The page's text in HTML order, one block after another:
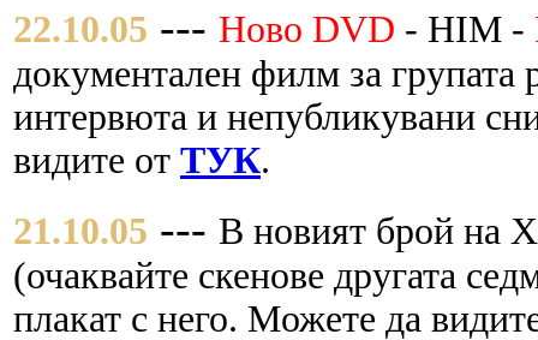
22.10.05 --- Ново DVD - HIM -
документален филм за групата
интервюта и непубликувани
видите от ТУК.
21.10.05 --- В новият брой на
(очаквайте скенове другата
плакат с него. Mожете да